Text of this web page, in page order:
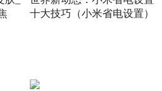
十大技巧（小米省电设置）